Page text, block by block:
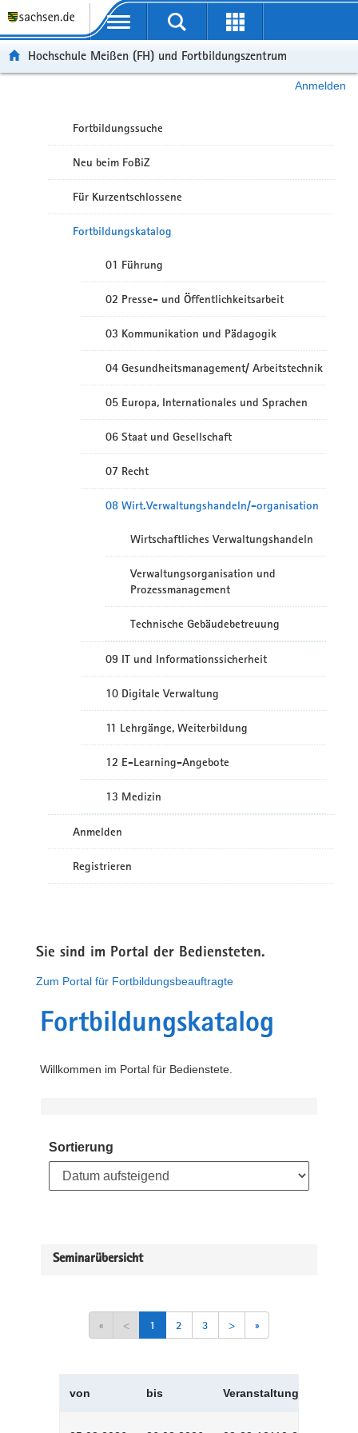
Portalübergreifende Navigation
Hochschule Meißen (FH) und Fortbildungszentrum
Anmelden
Fortbildungssuche
Neu beim FoBiZ
Für Kurzentschlossene
Fortbildungskatalog
01 Führung
02 Presse- und Öffentlichkeitsarbeit
03 Kommunikation und Pädagogik
04 Gesundheitsmanagement/ Arbeitstechnik
05 Europa, Internationales und Sprachen
06 Staat und Gesellschaft
07 Recht
08 Wirt.Verwaltungshandeln/-organisation
Wirtschaftliches Verwaltungshandeln
Verwaltungsorganisation und
Prozessmanagement
Technische Gebäudebetreuung
09 IT und Informationssicherheit
10 Digitale Verwaltung
11 Lehrgänge, Weiterbildung
12 E-Learning-Angebote
13 Medizin
Anmelden
Registrieren
Sie sind im Portal der Bediensteten.
Zum Portal für Fortbildungsbeauftragte
Fortbildungskatalog
Willkommen im Portal für Bedienstete.
Sortierung
Seminarübersicht
« < 1 2 3 > »
von bis Veranstaltungskürzel